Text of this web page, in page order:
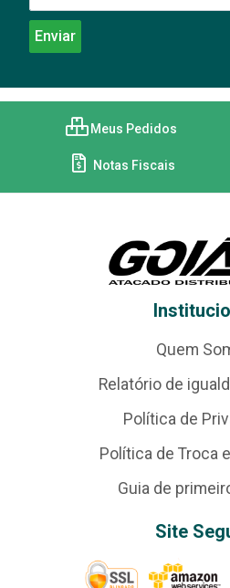
Meus Pedidos
Notas Fiscais
Quem
Relatório de
Política de
Política de Troca
Guia de
Site